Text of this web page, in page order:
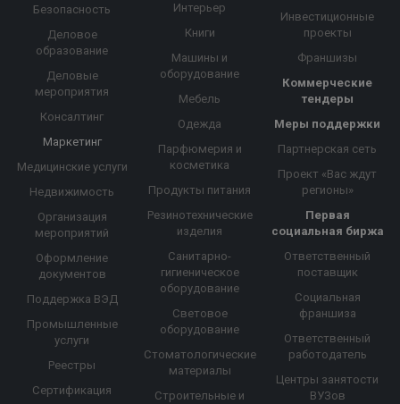
Безопасность
Деловое
образование
Деловые
мероприятия
Консалтинг
Маркетинг
Медицинские услуги
Недвижимость
Организация
мероприятий
Оформление
документов
Поддержка ВЭД
Промышленные
услуги
Реестры
Сертификация
Интерьер
Книги
Машины и
оборудование
Мебель
Одежда
Парфюмерия и
косметика
Продукты питания
Резинотехнические
изделия
Санитарно-
гигиеническое
оборудование
Световое
оборудование
Стоматологические
материалы
Строительные и
Инвестиционные
проекты
Франшизы
Коммерческие
тендеры
Меры поддержки
Партнерская сеть
Проект «Вас ждут
регионы»
Первая
социальная биржа
Ответственный
поставщик
Социальная
франшиза
Ответственный
работодатель
Центры занятости
ВУЗов